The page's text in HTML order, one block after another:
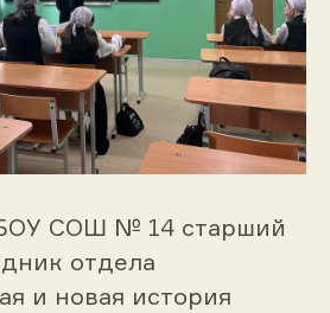
СОШ № 14 старший
отдела
и новая история